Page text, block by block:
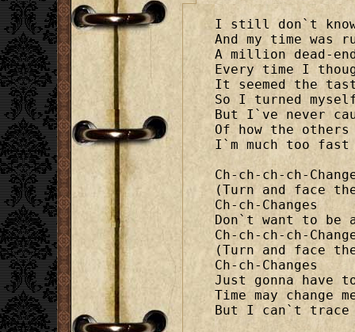
I still don`t
And my time was
A million dead-
Every time I
It seemed the
So I turned
But I`ve never
Of how the
I`m much too
Ch-ch-ch-ch-
(Turn and face
Ch-ch-Changes
Don`t want to be
Ch-ch-ch-ch-
(Turn and face
Ch-ch-Changes
Just gonna have
Time may change
But I can`t trace